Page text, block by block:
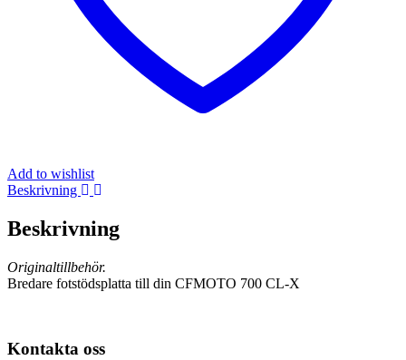
Add to wishlist
Beskrivning
Beskrivning
Originaltillbehör.
Bredare fotstödsplatta till din CFMOTO 700 CL-X
Kontakta oss